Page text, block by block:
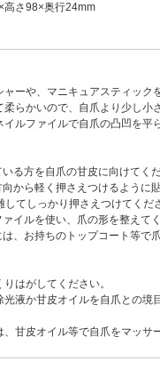
高さ98×奥行24mm
ャーや、マニキュアスティック
柔らかいので、自爪より少し小
イルファイルで自爪の凸凹を
る方を自爪の甘皮に向けてくだ
から軽く押さえつけるように
てしっかり押さえつけてくだ
イルを使い、爪の形を整えてく
、お持ちのトップコート等で
はがしてください。
液か甘皮オイルを自爪との境
甘皮オイル等で自爪をマッサ